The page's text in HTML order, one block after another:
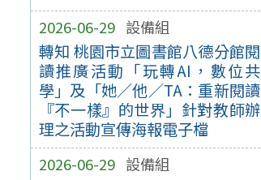
2026-06-29 設備組
轉知 桃園市立圖書館八德分館閱
讀推廣活動「玩轉AI，數位共
學」及「她／他／TA：重新閱讀
『不一樣』的世界」針對教師辦
理之活動宣傳海報電子檔
2026-06-29 設備組